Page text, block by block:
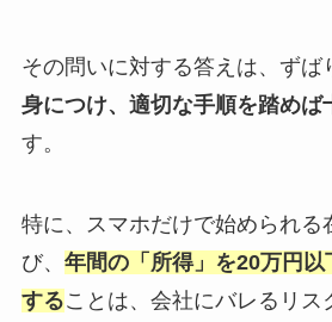
その問いに対する答えは、ずば
身につけ、適切な手順を踏めば
す。
特に、スマホだけで始められる
び、 年間の「所得」を20万円
することは、会社にバレるリス